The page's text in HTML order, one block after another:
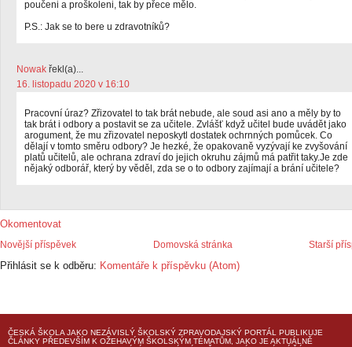
poučeni a proškoleni, tak by přece mělo.
P.S.: Jak se to bere u zdravotníků?
Nowak řekl(a)...
16. listopadu 2020 v 16:10
Pracovní úraz? Zřizovatel to tak brát nebude, ale soud asi ano a měly by to
tak brát i odbory a postavit se za učitele. Zvlášť když učitel bude uvádět jako
arogument, že mu zřizovatel neposkytl dostatek ochrnných pomůcek. Co
dělají v tomto směru odbory? Je hezké, že opakovaně vyzývají ke zvyšování
platů učitelů, ale ochrana zdraví do jejich okruhu zájmů má patřit taky.Je zde
nějaký odborář, který by věděl, zda se o to odbory zajímají a brání učitele?
Okomentovat
Novější příspěvek Starší
Domovská stránka
Přihlásit se k odběru: Komentáře k příspěvku (Atom)
ČESKÁ ŠKOLA JAKO NEZÁVISLÝ ŠKOLSKÝ ZPRAVODAJSKÝ PORTÁL PUBLIKUJE
ČLÁNKY PŘEDEVŠÍM K OŽEHAVÝM ŠKOLSKÝM TÉMATŮM, JAKO JE AKTUÁLNĚ